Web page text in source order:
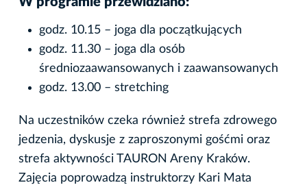
godz. 10.15 – joga dla początkujących
godz. 11.30 – joga dla osób
średniozaawansowanych i zaawansowanych
godz. 13.00 – stretching
Na uczestników czeka również strefa zdrowego
jedzenia, dyskusje z zaproszonymi gośćmi oraz
strefa aktywności TAURON Areny Kraków.
Zajęcia poprowadzą instruktorzy Kari Mata